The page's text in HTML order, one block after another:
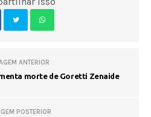
ANTERIOR
morte de Goretti Zenaide
POSTERIOR